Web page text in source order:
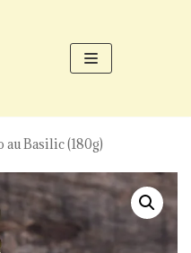
au Basilic (180g)